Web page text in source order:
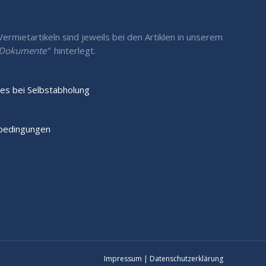
sind jeweils bei den Artiklen in unserem
hinterlegt.
bei Selbstabholung
Impressum | Datenschutzerklärung